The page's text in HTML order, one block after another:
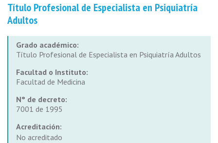
Título Profesional de Especialista en Psiquiatría
Adultos
Grado académico:
Título Profesional de Especialista en Psiquiatría Adultos
Facultad o Instituto:
Facultad de Medicina
N° de decreto:
7001 de 1995
Acreditación:
No acreditado